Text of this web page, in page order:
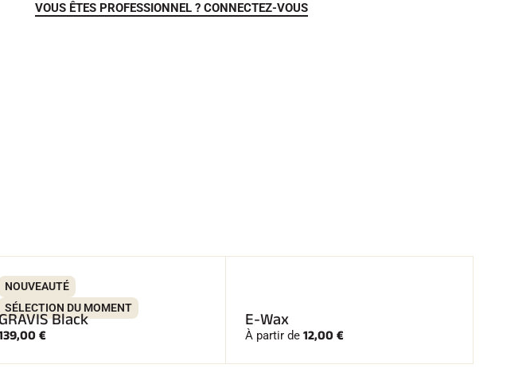
VOUS ÊTES PROFESSIONNEL ? CONNECTEZ-VOUS
NOUVEAUTÉ
SÉLECTION DU MOMENT
Black
€
E-Wax
À partir de 12,00 €